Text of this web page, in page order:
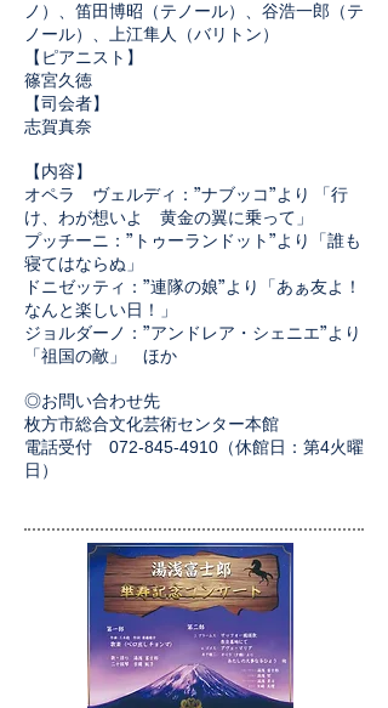
ノ）、笛田博昭（テノール）、谷浩一郎（テ
ノール）、上江隼人（バリトン）
【ピアニスト】
篠宮久徳
【司会者】
志賀真奈
【内容】
オペラ ヴェルディ：”ナブッコ”より 「行
け、わが想いよ 黄金の翼に乗って」
プッチーニ：”トゥーランドット”より「誰も
寝てはならぬ」
ドニゼッティ：”連隊の娘”より「あぁ友よ！
なんと楽しい日！」
ジョルダーノ：”アンドレア・シェニエ”より
「祖国の敵」 ほか
◎お問い合わせ先​
枚方市総合文化芸術センター本館
電話受付 072-845-4910（休館日：第4火曜
日）